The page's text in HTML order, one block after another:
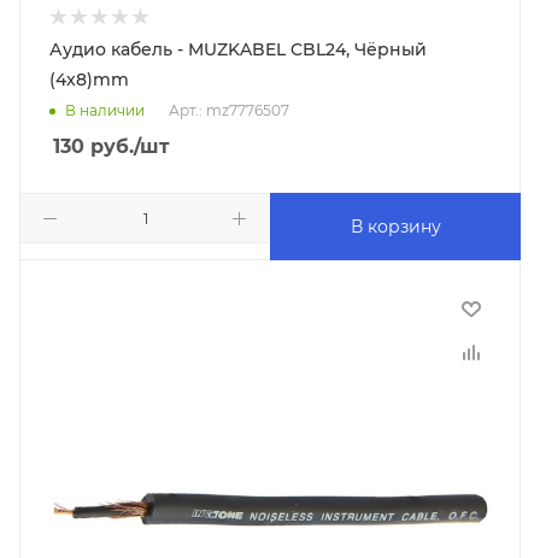
Аудио кабель - MUZKABEL CBL24, Чёрный
(4x8)mm
В наличии Арт.: mz7776507
130 руб./шт
В корзину